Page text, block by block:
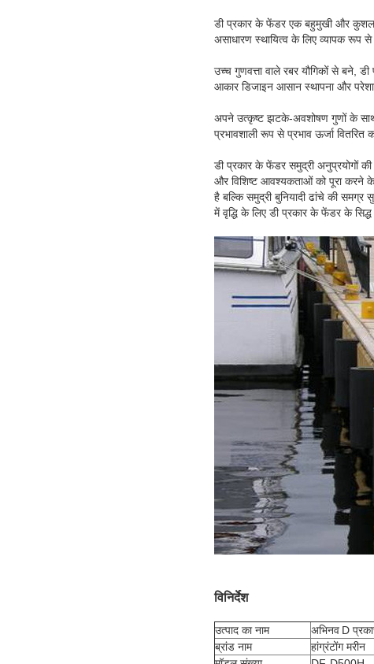
डी प्रकार के फेंडर एक बहुमुखी और कुशल
असाधारण स्थायित्व के लिए व्यापक रूप से
उच्च गुणवत्ता वाले रबर यौगिकों से बने,
आकार डिजाइन आसान स्थापना और
अपने उत्कृष्ट झटके-अवशोषण गुणों के
प्रभावशाली रूप से प्रभाव ऊर्जा
डी प्रकार के फेंडर समुद्री अनुप्रयोगों
और विशिष्ट आवश्यकताओं को पूरा करने
है बल्कि समुद्री बुनियादी ढांचे की समग्र
में वृद्धि के लिए डी प्रकार के फेंडर के सिद्ध
विनिर्देश
उत्पाद का नाम अभिनव D
ब्रांड नाम
हांग्रंटोंग मरीन